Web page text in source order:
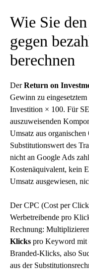
Wie Sie
gegen
berechnen
DerReturn on
Gewinn zu
Investition × 100. Für
auszuweisenden
Umsatz aus
Substitutionswert des
nicht an Google Ads
Kostenäquivalent, kein
Umsatz ausgewiesen,
Der CPC (Cost per
Werbetreibende pro
Rechnung:
Klicks pro Keyword mit
Branded-Klicks, also
aus der